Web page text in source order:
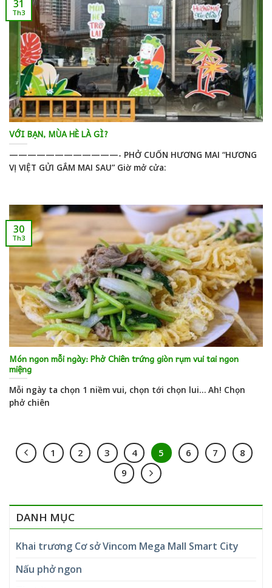
VỚI BẠN, MÙA HÈ LÀ GÌ?
————————————- PHỞ CUỐN HƯƠNG MAI “HƯƠNG
VỊ VIỆT GỬI GẮM MAI SAU” Giờ mở cửa:
31
Th3
Món ngon mỗi ngày: Phở Chiên trứng giòn rụm vui tai ngon
miệng
Mỗi ngày ta chọn 1 niềm vui, chọn tới chọn lui… Ah! Chọn
phở chiên
30
Th3
1 2 3 4 5 6 7
8
9
DANH MỤC
Khai trương Cơ sở Vincom Mega Mall Smart City
Nấu phở ngon